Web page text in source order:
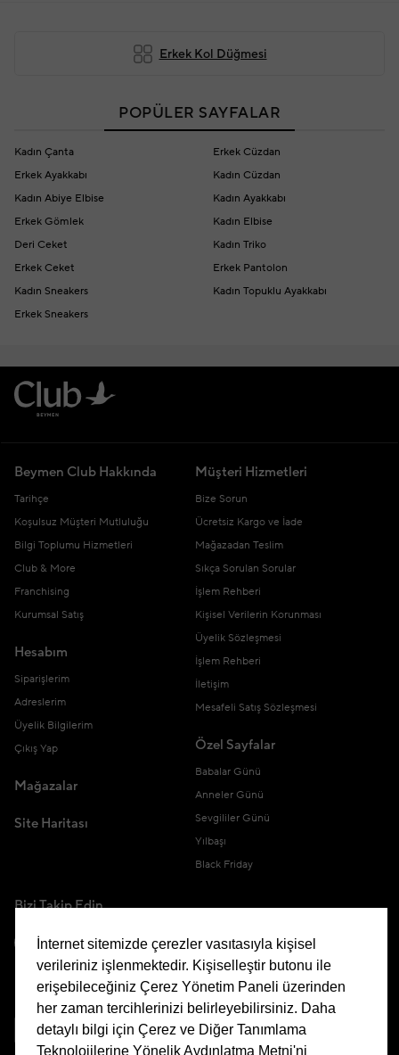
Erkek Kol Düğmesi
POPÜLER SAYFALAR
Kadın Çanta
Erkek Cüzdan
Erkek Ayakkabı
Kadın Cüzdan
Kadın Abiye Elbise
Kadın Ayakkabı
Erkek Gömlek
Kadın Elbise
Deri Ceket
Kadın Triko
Erkek Ceket
Erkek Pantolon
Kadın Sneakers
Kadın Topuklu Ayakkabı
Erkek Sneakers
Beymen Club Hakkında
Tarihçe
Koşulsuz Müşteri Mutluluğu
Bilgi Toplumu Hizmetleri
Club & More
Franchising
Kurumsal Satış
Hesabım
Siparişlerim
Adreslerim
Üyelik Bilgilerim
Çıkış Yap
Mağazalar
Site Haritası
Müşteri Hizmetleri
Bize Sorun
Ücretsiz Kargo ve İade
Mağazadan Teslim
Sıkça Sorulan Sorular
İşlem Rehberi
Kişisel Verilerin Korunması
Üyelik Sözleşmesi
İşlem Rehberi
İletişim
Mesafeli Satış Sözleşmesi
Özel Sayfalar
Babalar Günü
Anneler Günü
Sevgililer Günü
Yılbaşı
Black Friday
Bizi Takip Edin
Uygulamamızı İndirin
İnternet sitemizde çerezler vasıtasıyla kişisel
verileriniz işlenmektedir. Kişiselleştir butonu ile
erişebileceğiniz Çerez Yönetim Paneli üzerinden
her zaman tercihlerinizi belirleyebilirsiniz. Daha
detaylı bilgi için Çerez ve Diğer Tanımlama
Teknolojilerine Yönelik Aydınlatma Metni'ni